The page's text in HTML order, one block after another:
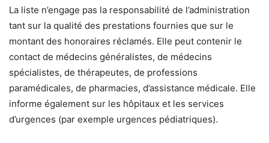
La liste n’engage pas la responsabilité de l’administration
tant sur la qualité des prestations fournies que sur le
montant des honoraires réclamés. Elle peut contenir le
contact de médecins généralistes, de médecins
spécialistes, de thérapeutes, de professions
paramédicales, de pharmacies, d’assistance médicale. Elle
informe également sur les hôpitaux et les services
d’urgences (par exemple urgences pédiatriques).